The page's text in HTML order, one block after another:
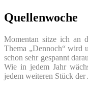
Quellenwoche
Momentan sitze ich an
Thema „Dennoch“ wird
schon sehr gespannt
Wie in jedem Jahr
jedem weiteren Stück der